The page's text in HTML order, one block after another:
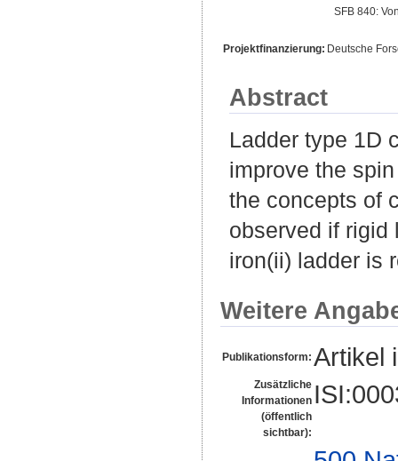
SFB 840:
Projektfinanzierung: Deutsche
Abstract
Ladder type 1D
improve the
the concepts of
observed if rigid
iron(ii) ladder is
Weitere
Publikationsform: Artikel
Zusätzliche
Informationen
(öffentlich
sichtbar):